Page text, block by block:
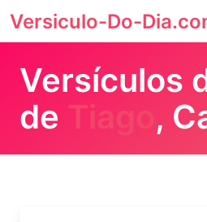
Versiculo-Do-
Versículos
de Tiago ,